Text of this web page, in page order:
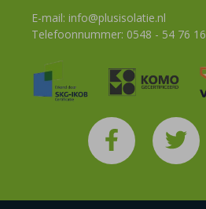
E-mail: info@plusisolatie.nl
Telefoonnummer: 0548 - 54 76 16